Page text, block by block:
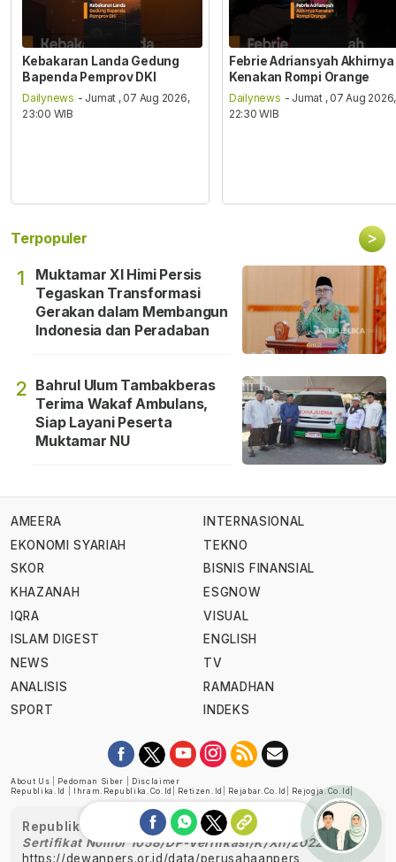
Kebakaran Landa Gedung
Bapenda Pemprov DKI
Dailynews - Jumat , 07 Aug 2026,
23:00 WIB
Febrie Adriansyah Akhirnya
Kenakan Rompi Orange
Dailynews - Jumat , 07 Aug 2026,
22:30 WIB
Terpopuler >
1
Muktamar XI Himi Persis
Tegaskan Transformasi
Gerakan dalam Membangun
Indonesia dan Peradaban
2 Bahrul Ulum Tambakberas
Terima Wakaf Ambulans,
Siap Layani Peserta
Muktamar NU
AMEERA
EKONOMI SYARIAH
SKOR
KHAZANAH
IQRA
ISLAM DIGEST
NEWS
ANALISIS
SPORT
INTERNASIONAL
TEKNO
BISNIS FINANSIAL
ESGNOW
VISUAL
ENGLISH
TV
RAMADHAN
INDEKS
About Us Pedoman Siber
Disclaimer
Republika.id
Ihram.republika.co.id Retizen.id Rejabar.co.id Rejogja.co.id
Republika telah diverifikasi oleh Dewan Pers
Sertifikat Nomor 1058/DP-Verifikasi/K/XII/2022
https://dewanpers.or.id/data/perusahaanpers